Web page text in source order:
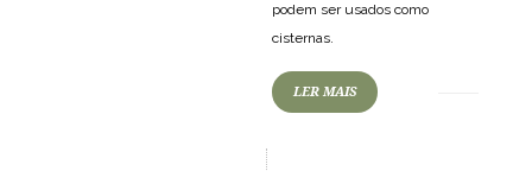
podem ser usados como
cisternas.
LER MAIS